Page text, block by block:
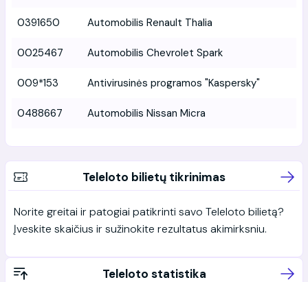
0391650 Automobilis Renault Thalia
0025467 Automobilis Chevrolet Spark
009*153 Antivirusinės programos "Kaspersky"
0488667 Automobilis Nissan Micra
Teleloto bilietų tikrinimas
Norite greitai ir patogiai patikrinti savo Teleloto bilietą?
Įveskite skaičius ir sužinokite rezultatus akimirksniu.
Teleloto statistika